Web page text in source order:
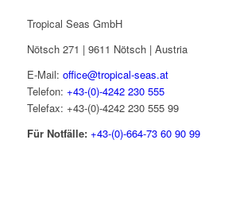
Tropical Seas GmbH
Nötsch 271 | 9611 Nötsch | Austria
E-Mail: office@tropical-seas.at
Telefon: +43-(0)-4242 230 555
Telefax: +43-(0)-4242 230 555 99
Für Notfälle: +43-(0)-664-73 60 90 99